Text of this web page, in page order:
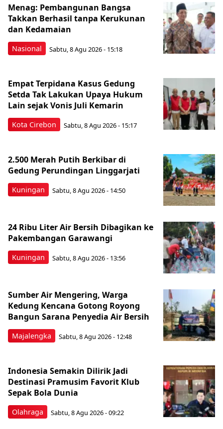
Nasional
Menag: Pembangunan Bangsa
Takkan Berhasil tanpa Kerukunan
dan Kedamaian
Sabtu, 8 Agu 2026 - 15:18
Kota Cirebon
Empat Terpidana Kasus Gedung
Setda Tak Lakukan Upaya Hukum
Lain sejak Vonis Juli Kemarin
Sabtu, 8 Agu 2026 - 15:17
Kuningan
2.500 Merah Putih Berkibar di
Gedung Perundingan Linggarjati
Sabtu, 8 Agu 2026 - 14:50
Kuningan
24 Ribu Liter Air Bersih Dibagikan ke
Pakembangan Garawangi
Sabtu, 8 Agu 2026 - 13:56
Majalengka
Sumber Air Mengering, Warga
Kedung Kencana Gotong Royong
Bangun Sarana Penyedia Air Bersih
Sabtu, 8 Agu 2026 - 12:48
Olahraga
Indonesia Semakin Dilirik Jadi
Destinasi Pramusim Favorit Klub
Sepak Bola Dunia
Sabtu, 8 Agu 2026 - 09:22